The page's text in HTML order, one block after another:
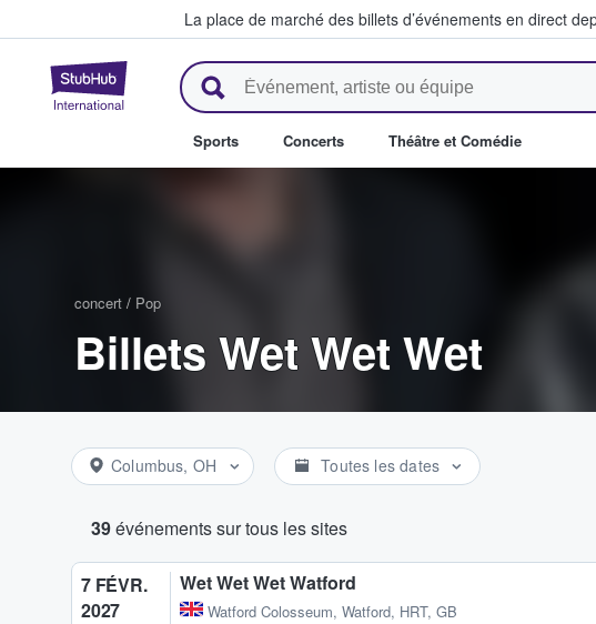
La place de marché des billets d’événements en direct
StubHub - Où les fans achètent et
Sports Concerts Théâtre et Comédie
concert / Pop
Billets Wet Wet Wet
Columbus, OH Toutes les dates
39événements sur tous les sites
7 FÉVR.
2027
Wet Wet Wet Watford
Watford Colosseum, Watford, HRT, GB